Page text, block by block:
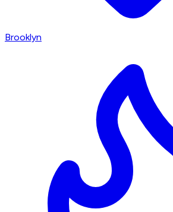
Brooklyn